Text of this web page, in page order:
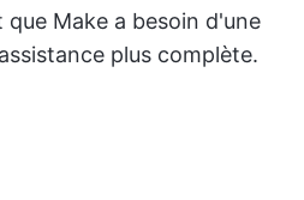
Make a besoin d'une
plus complète.